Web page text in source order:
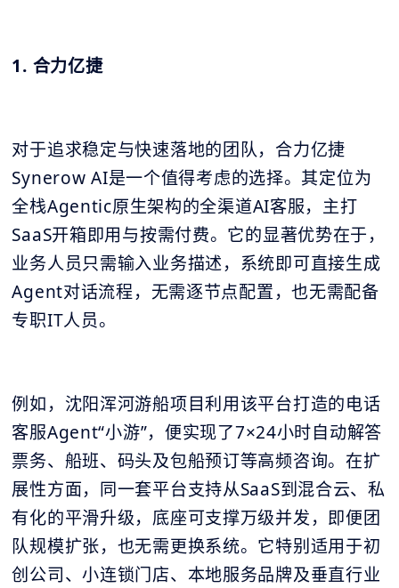
1. 合力亿捷
对于追求稳定与快速落地的团队，合力亿捷
Synerow AI是一个值得考虑的选择。其定位为
全栈Agentic原生架构的全渠道AI客服，主打
SaaS开箱即用与按需付费。它的显著优势在于，
业务人员只需输入业务描述，系统即可直接生成
Agent对话流程，无需逐节点配置，也无需配备
专职IT人员。
例如，沈阳浑河游船项目利用该平台打造的电话
客服Agent“小游”，便实现了7×24小时自动解答
票务、船班、码头及包船预订等高频咨询。在扩
展性方面，同一套平台支持从SaaS到混合云、私
有化的平滑升级，底座可支撑万级并发，即便团
队规模扩张，也无需更换系统。它特别适用于初
创公司、小连锁门店、本地服务品牌及垂直行业